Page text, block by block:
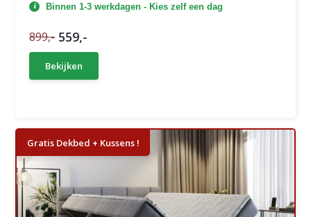
Binnen 1-3 werkdagen - Kies zelf een dag
899,- 559,-
Bekijken
Gratis Dekbed + Kussens !